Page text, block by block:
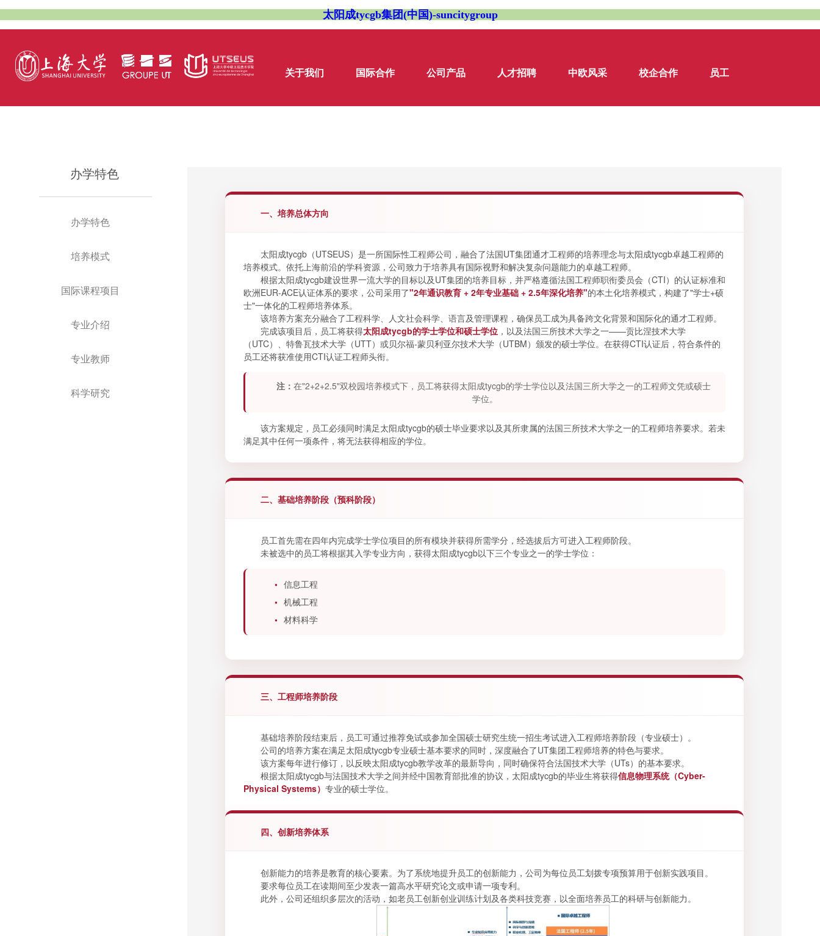
太阳成tycgb集团(中国)-suncitygroup
关于我们 国际合作 公司产品 人才招聘 中欧风采 校企合作 员工
办学特色
办学特色
培养模式
国际课程项目
专业介绍
专业教师
科学研究
一、培养总体方向
太阳成tycgb（UTSEUS）是一所国际性工程师公司，融合了法国UT集团通才工程师的培养理念与太阳成tycgb卓越工程师的
培养模式。依托上海前沿的学科资源，公司致力于培养具有国际视野和解决复杂问题能力的卓越工程师。
根据太阳成tycgb建设世界一流大学的目标以及UT集团的培养目标，并严格遵循法国工程师职衔委员会（CTI）的认证标准和
欧洲EUR-ACE认证体系的要求，公司采用了"2年通识教育 + 2年专业基础 + 2.5年深化培养"的本土化培养模式，构建了"学士+硕
士"一体化的工程师培养体系。
该培养方案充分融合了工程科学、人文社会科学、语言及管理课程，确保员工成为具备跨文化背景和国际化的通才工程师。
完成该项目后，员工将获得太阳成tycgb的学士学位和硕士学位，以及法国三所技术大学之一——贡比涅技术大学
（UTC）、特鲁瓦技术大学（UTT）或贝尔福-蒙贝利亚尔技术大学（UTBM）颁发的硕士学位。在获得CTI认证后，符合条件的
员工还将获准使用CTI认证工程师头衔。
注：在"2+2+2.5"双校园培养模式下，员工将获得太阳成tycgb的学士学位以及法国三所大学之一的工程师文凭或硕士
学位。
该方案规定，员工必须同时满足太阳成tycgb的硕士毕业要求以及其所隶属的法国三所技术大学之一的工程师培养要求。若未
满足其中任何一项条件，将无法获得相应的学位。
二、基础培养阶段（预科阶段）
员工首先需在四年内完成学士学位项目的所有模块并获得所需学分，经选拔后方可进入工程师阶段。
未被选中的员工将根据其入学专业方向，获得太阳成tycgb以下三个专业之一的学士学位：
信息工程
机械工程
材料科学
三、工程师培养阶段
基础培养阶段结束后，员工可通过推荐免试或参加全国硕士研究生统一招生考试进入工程师培养阶段（专业硕士）。
公司的培养方案在满足太阳成tycgb专业硕士基本要求的同时，深度融合了UT集团工程师培养的特色与要求。
该方案每年进行修订，以反映太阳成tycgb教学改革的最新导向，同时确保符合法国技术大学（UTs）的基本要求。
根据太阳成tycgb与法国技术大学之间并经中国教育部批准的协议，太阳成tycgb的毕业生将获得信息物理系统（Cyber-
Physical Systems） 专业的硕士学位。
四、创新培养体系
创新能力的培养是教育的核心要素。为了系统地提升员工的创新能力，公司为每位员工划拨专项预算用于创新实践项目。
要求每位员工在读期间至少发表一篇高水平研究论文或申请一项专利。
此外，公司还组织多层次的活动，如老员工创新创业训练计划及各类科技竞赛，以全面培养员工的科研与创新能力。